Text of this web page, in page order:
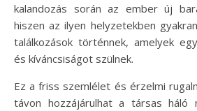
kalandozás során az ember új
hiszen az ilyen helyzetekben
találkozások történnek, amelyek
és kíváncsiságot szülnek.
Ez a friss szemlélet és érzelmi
távon hozzájárulhat a társas háló